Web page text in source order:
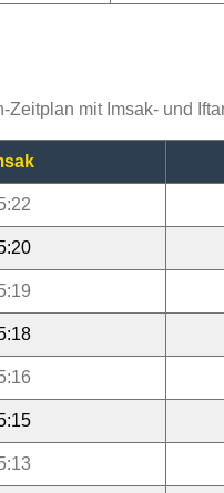
Zeitplan mit Imsak- und